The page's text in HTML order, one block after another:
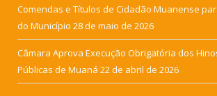
Comendas e Títulos de Cidadão Muanense
do Município 28 de maio de 2026
Câmara Aprova Execução Obrigatória dos
Públicas de Muaná 22 de abril de 2026